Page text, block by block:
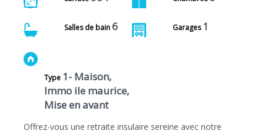
Salles de bain6 Garages 1
Type 1- Maison,
Immo ile maurice,
Mise en avant
Offrez-vous une retraite insulaire sereine avec notre